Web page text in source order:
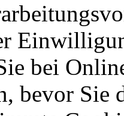
bei
bevor Sie